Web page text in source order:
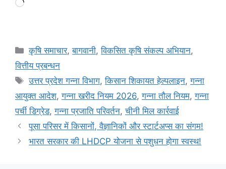
कृषि समाचार,बागवानी,विकसित कृषि संकल्प अभियान,
वित्तीय प्रबन्धन
उत्तर प्रदेश गन्ना विभाग,किसान शिकायत हेल्पलाइन,गन्ना
आयुक्त आदेश,गन्ना खरीद नियम 2026,गन्ना तौल नियम,गन्ना
पर्ची डिग्रेड,गन्ना प्रजाति परिवर्तन,चीनी मिल कार्रवाई
पूसा परिसर में किसानों, वैज्ञानिकों और स्टार्टअप्स का संगम!
भारत सरकार की LHDCP योजना से पशुधन होगा स्वस्थ!